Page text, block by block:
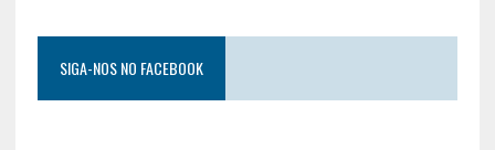
SIGA-NOS NO FACEBOOK